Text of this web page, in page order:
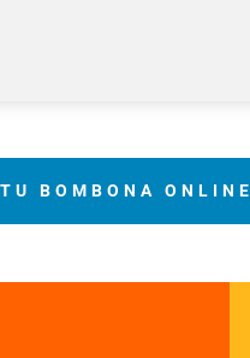
TU BOMBONA ONLINE